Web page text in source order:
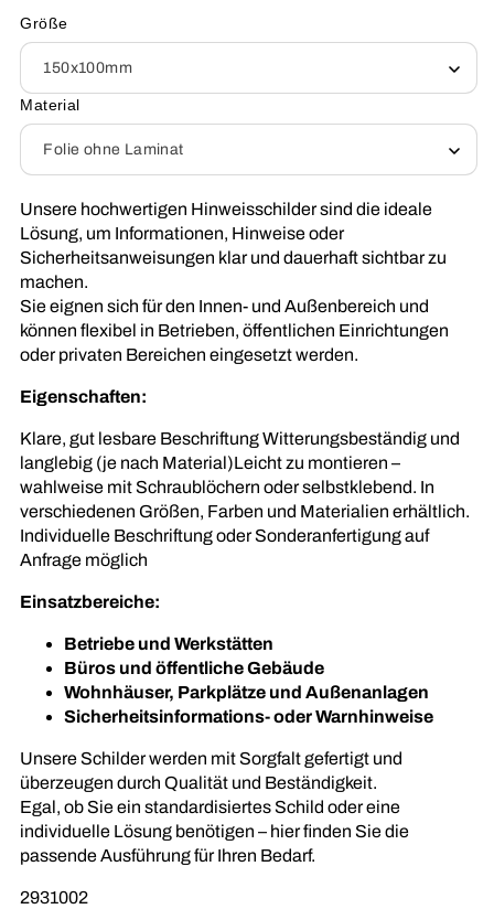
Größe
Material
Unsere hochwertigen Hinweisschilder sind die ideale
Lösung, um Informationen, Hinweise oder
Sicherheitsanweisungen klar und dauerhaft sichtbar zu
machen.
Sie eignen sich für den Innen- und Außenbereich und
können flexibel in Betrieben, öffentlichen Einrichtungen
oder privaten Bereichen eingesetzt werden.
Eigenschaften:
Klare, gut lesbare Beschriftung Witterungsbeständig und
langlebig (je nach Material)Leicht zu montieren –
wahlweise mit Schraublöchern oder selbstklebend. In
verschiedenen Größen, Farben und Materialien erhältlich.
Individuelle Beschriftung oder Sonderanfertigung auf
Anfrage möglich
Einsatzbereiche:
Betriebe und Werkstätten
Büros und öffentliche Gebäude
Wohnhäuser, Parkplätze und Außenanlagen
Sicherheitsinformations- oder Warnhinweise
Unsere Schilder werden mit Sorgfalt gefertigt und
überzeugen durch Qualität und Beständigkeit.
Egal, ob Sie ein standardisiertes Schild oder eine
individuelle Lösung benötigen – hier finden Sie die
passende Ausführung für Ihren Bedarf.
SKU:
2931002